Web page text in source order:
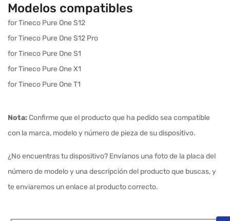
Modelos compatibles
for Tineco Pure One S12
for Tineco Pure One S12 Pro
for Tineco Pure One S1
for Tineco Pure One X1
for Tineco Pure One T1
Nota:Confirme que el producto que ha pedido sea compatible
con la marca, modelo y número de pieza de su dispositivo.
¿No encuentras tu dispositivo? Envíanos una foto de la placa del
número de modelo y una descripción del producto que buscas, y
te enviaremos un enlace al producto correcto.